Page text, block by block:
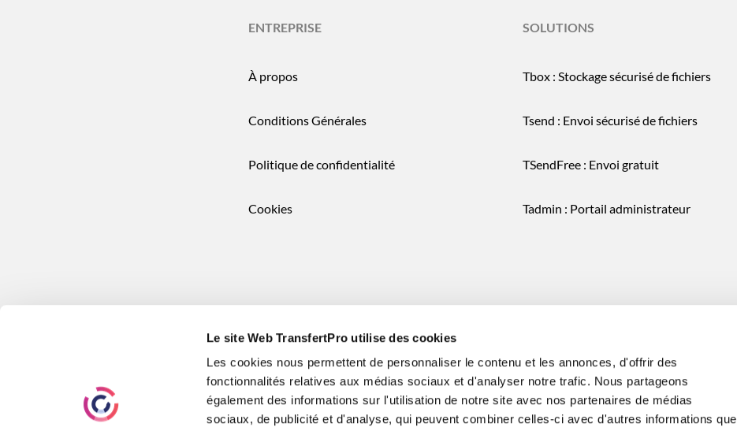
Le site Web TransfertPro utilise des cookies
Les cookies nous permettent de personnaliser le contenu et les annonces, d'offrir des
fonctionnalités relatives aux médias sociaux et d'analyser notre trafic. Nous partageons
également des informations sur l'utilisation de notre site avec nos partenaires de médias
sociaux, de publicité et d'analyse, qui peuvent combiner celles-ci avec d'autres informations que
ENTREPRISE
À propos
Conditions Générales
Politique de confidentialité
Cookies
SOLUTIONS
Tbox : Stockage sécurisé de fichiers
Tsend : Envoi sécurisé de fichiers
TSendFree : Envoi gratuit
Tadmin : Portail administrateur